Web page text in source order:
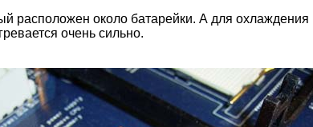
расположен около батарейки. А для
очень сильно.